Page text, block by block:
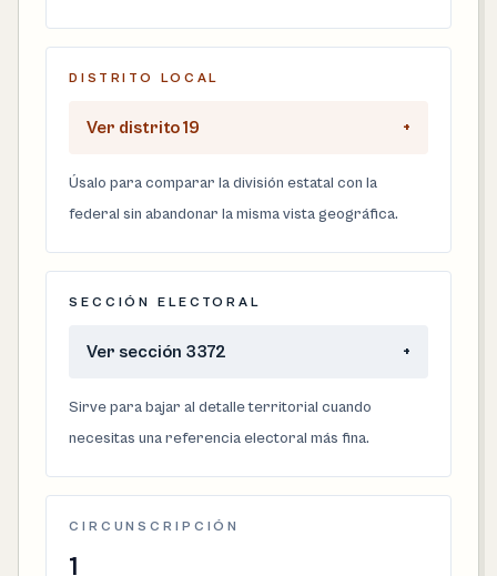
DISTRITO LOCAL
Ver distrito 19 +
Úsalo para comparar la división estatal con la
federal sin abandonar la misma vista geográfica.
SECCIÓN ELECTORAL
Ver sección 3372 +
Sirve para bajar al detalle territorial cuando
necesitas una referencia electoral más fina.
CIRCUNSCRIPCIÓN
1